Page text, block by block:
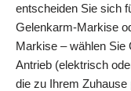
entscheiden Sie sich
Gelenkarm-Markise
Markise – wählen Sie
Antrieb (elektrisch
die zu Ihrem Zuhause